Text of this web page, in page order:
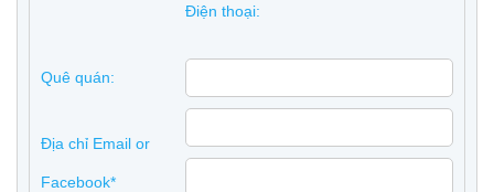
Điện thoại:
Quê quán:
Địa chỉ Email or
Facebook*